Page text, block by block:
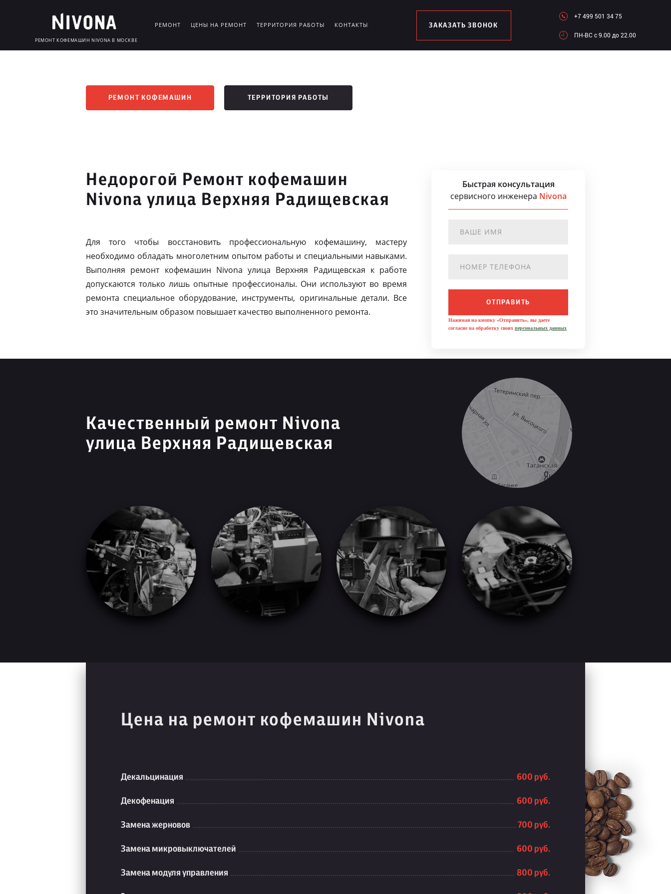
РЕМОНТ КОФЕМАШИН NIVONA В МОСКВЕ
РЕМОНТ ЦЕНЫ НА РЕМОНТ ТЕРРИТОРИЯ РАБОТЫ КОНТАКТЫ ЗАКАЗАТЬ ЗВОНОК
+7 499 501 34 75
ПН-ВC c 9.00 до 22.00
РЕМОНТ КОФЕМАШИН ТЕРРИТОРИЯ РАБОТЫ
Недорогой Ремонт кофемашин
Nivona улица Верхняя Радищевская
Для того чтобы восстановить профессиональную кофемашину, мастеру
необходимо обладать многолетним опытом работы и специальными навыками.
Выполняя ремонт кофемашин Nivona улица Верхняя Радищевская к работе
допускаются только лишь опытные профессионалы. Они используют во время
ремонта специальное оборудование, инструменты, оригинальные детали. Все
это значительным образом повышает качество выполненного ремонта.
Быстрая консультация
сервисного инженера Nivona
ОТПРАВИТЬ
Нажимая на кнопку «Отправить», вы даете
согласие на обработку своих персональных данных
Качественный ремонт Nivona
улица Верхняя Радищевская
Цена на ремонт кофемашин Nivona
Декальцинация 600 руб.
Декофенация 600 руб.
Замена жерновов 700 руб.
Замена микровыключателей 600 руб.
Замена модуля управления 800 руб.